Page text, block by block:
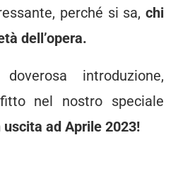
perché si sa, chi
dell’opera.
introduzione,
nel nostro speciale
uscita ad Aprile 2023!